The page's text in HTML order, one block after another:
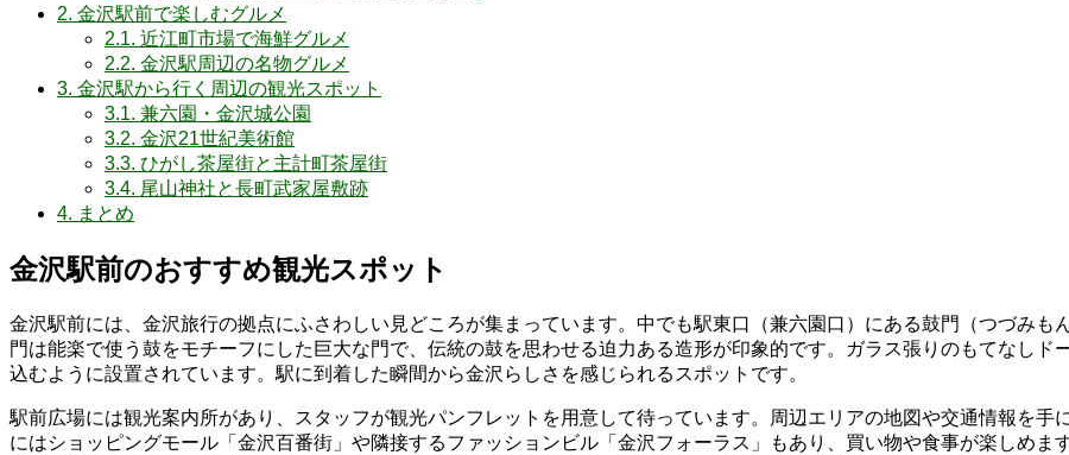
2. 金沢駅前で楽しむグルメ
2.1. 近江町市場で海鮮グルメ
2.2. 金沢駅周辺の名物グルメ
3. 金沢駅から行く周辺の観光スポット
3.1. 兼六園・金沢城公園
3.2. 金沢21世紀美術館
3.3. ひがし茶屋街と主計町茶屋街
3.4. 尾山神社と長町武家屋敷跡
4. まとめ
金沢駅前のおすすめ観光スポット
金沢駅前には、金沢旅行の拠点にふさわしい見どころが集まっています。中でも駅東口（兼六園口）にある鼓門（つづみ
門は能楽で使う鼓をモチーフにした巨大な門で、伝統の鼓を思わせる迫力ある造形が印象的です。ガラス張りのもてなし
込むように設置されています。駅に到着した瞬間から金沢らしさを感じられるスポットです。
駅前広場には観光案内所があり、スタッフが観光パンフレットを用意して待っています。周辺エリアの地図や交通情報を
にはショッピングモール「金沢百番街」や隣接するファッションビル「金沢フォーラス」もあり、買い物や食事が楽しめ